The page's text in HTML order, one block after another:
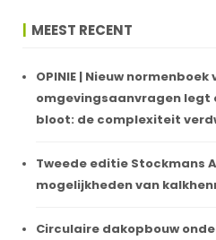
MEEST RECENT
OPINIE | Nieuw normenboek
omgevingsaanvragen legt
bloot: de complexiteit
Tweede editie Stockmans
mogelijkheden van
Circulaire dakopbouw